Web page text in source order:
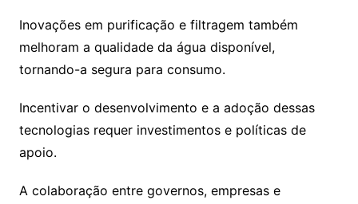
Inovações em purificação e filtragem também
melhoram a qualidade da água disponível,
tornando-a segura para consumo.
Incentivar o desenvolvimento e a adoção dessas
tecnologias requer investimentos e políticas de
apoio.
A colaboração entre governos, empresas e